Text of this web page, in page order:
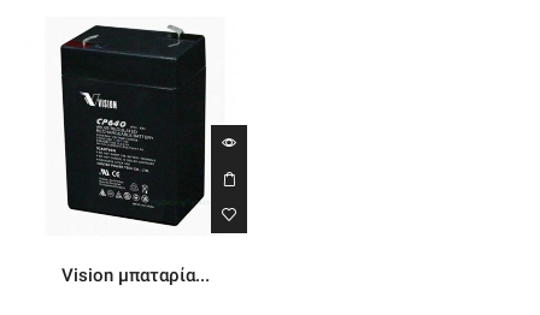
Vision μπαταρία...